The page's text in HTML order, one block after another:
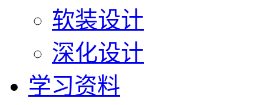
软装设计
深化设计
学习资料